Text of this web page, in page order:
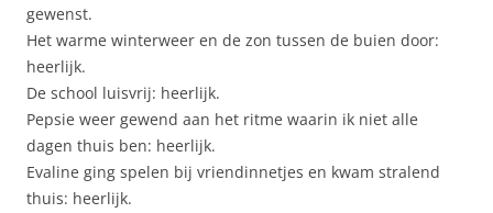
gewenst.
Het warme winterweer en de zon tussen de buien door:
heerlijk.
De school luisvrij: heerlijk.
Pepsie weer gewend aan het ritme waarin ik niet alle
dagen thuis ben: heerlijk.
Evaline ging spelen bij vriendinnetjes en kwam stralend
thuis: heerlijk.